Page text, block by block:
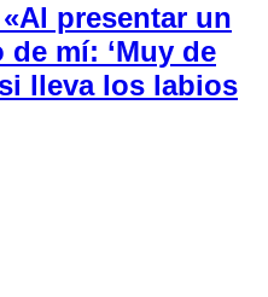
presentar un
mí: ‘Muy de
lleva los labios